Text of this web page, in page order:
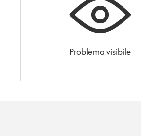
Problema visibile